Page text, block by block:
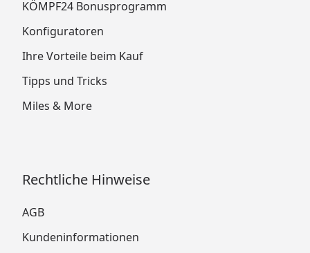
KÖMPF24 Bonusprogramm
Konfiguratoren
Ihre Vorteile beim Kauf
Tipps und Tricks
Miles & More
Rechtliche Hinweise
AGB
Kundeninformationen